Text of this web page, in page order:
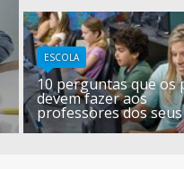
ESCOLA
10 perguntas que os
devem fazer aos
professores dos